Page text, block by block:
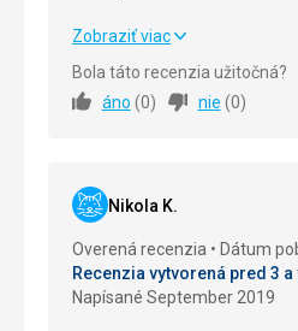
Hotel naprosto parádní.
Vřele doporučuji.
Okolie
Služby
Zobraziť viac
Bola táto recenzia užitočná?
áno (0) nie (0)
Nikola K.
Overená recenzia
Dátum
Recenzia vytvorená pred 3
Napísané September 2019